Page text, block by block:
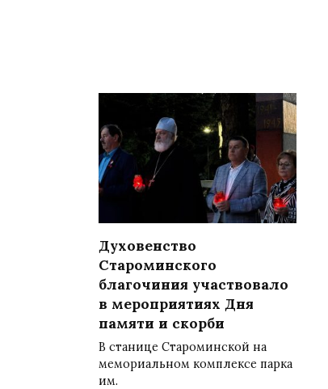
Духовенство
Староминского
благочиния участвовало
в мероприятиях Дня
памяти и скорби
В станице Староминской на
мемориальном комплексе парка
им.